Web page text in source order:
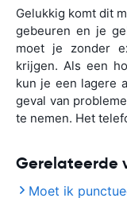
Gelukkig komt dit
gebeuren en je
moet je zonder
krijgen. Als een
kun je een lagere
geval van
te nemen. Het
Gerelateerde
Moet ik